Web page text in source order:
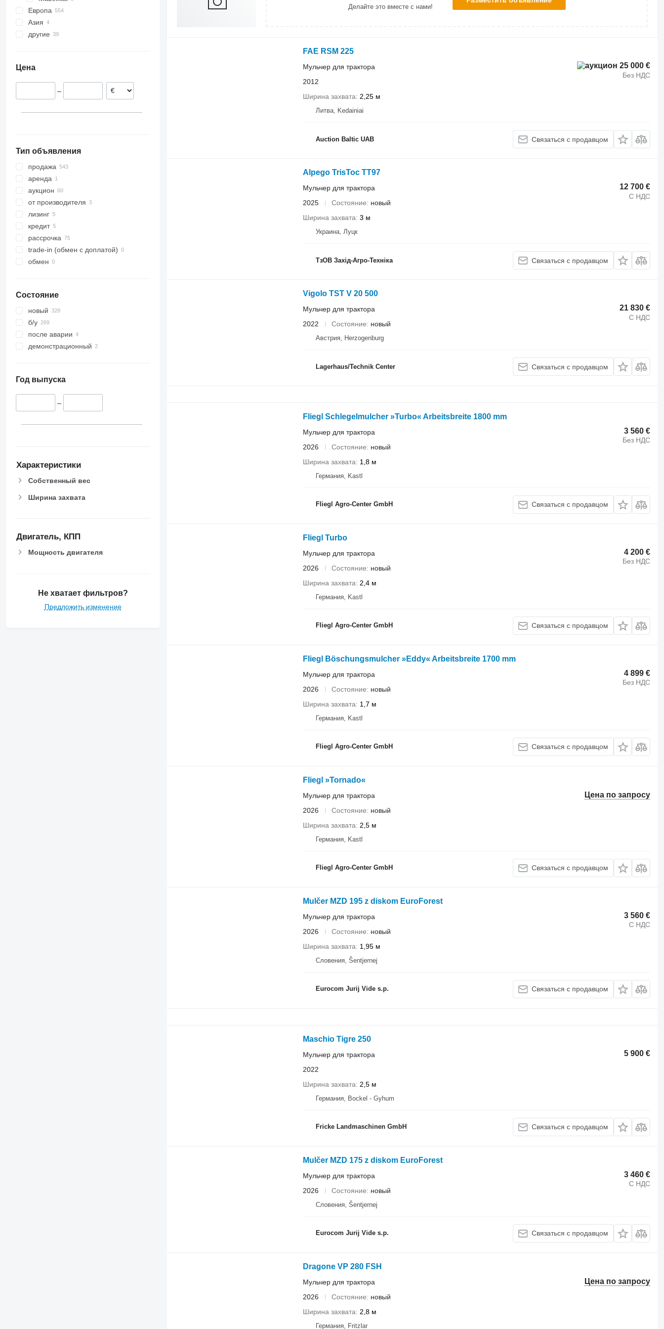
Европа
Польша
Австрия
Румыния
Азия
Турция
другие
Аргентина
Цена
–
Тип объявления
продажа
аренда
аукцион
от производителя
лизинг
кредит
рассрочка
trade-in (обмен с доплатой)
обмен
Состояние
новый
б/у
после аварии
демонстрационный
Год выпуска
–
Характеристики
Собственный вес
Ширина захвата
Двигатель, КПП
Мощность двигателя
Не хватает фильтров?
Предложить изменение
Делайте это вместе с нами!
FAE RSM 225
25 000 €
Без НДС
Мульчер для трактора
2012
Ширина захвата
2,25 м
Литва, Kedainiai
Auction Baltic UAB Связаться с продавцом
Alpego TrisToc TT97
12 700 €
С НДС
Мульчер для трактора
2025
Состояние
новый
Ширина захвата 3 м
Украина, Луцк
ТзОВ Захід-Агро-Техніка Связаться с продавцом
Vigolo TST V 20 500
21 830 €
С НДС
Мульчер для трактора
2022
Состояние новый
Австрия, Herzogenburg
Lagerhaus/Technik Center Связаться с продавцом
Fliegl Schlegelmulcher »Turbo« Arbeitsbreite 1800 mm
3 560 €
Без НДС
Мульчер для трактора
2026
Состояние
новый
Ширина захвата
1,8 м
Германия, Kastl
Fliegl Agro-Center GmbH Связаться с продавцом
Fliegl Turbo
4 200 €
Без НДС
Мульчер для трактора
2026
Состояние
новый
Ширина захвата
2,4 м
Германия, Kastl
Fliegl Agro-Center GmbH Связаться с продавцом
Fliegl Böschungsmulcher »Eddy« Arbeitsbreite 1700 mm
4 899 €
Без НДС
Мульчер для трактора
2026
Состояние
новый
Ширина захвата
1,7 м
Германия, Kastl
Fliegl Agro-Center GmbH Связаться с продавцом
Fliegl »Tornado«
Цена по запросу
Мульчер для трактора
2026
Состояние
новый
Ширина захвата
2,5 м
Германия, Kastl
Fliegl Agro-Center GmbH Связаться с продавцом
Mulčer MZD 195 z diskom EuroForest
3 560 €
С НДС
Мульчер для трактора
2026
Состояние
новый
Ширина захвата
1,95 м
Словения, Šentjernej
Eurocom Jurij Vide s.p. Связаться с продавцом
Maschio Tigre 250
5 900 €
Мульчер для трактора
2022
Ширина захвата
2,5 м
Германия, Bockel - Gyhum
Fricke Landmaschinen GmbH Связаться с продавцом
Mulčer MZD 175 z diskom EuroForest
3 460 €
С НДС
Мульчер для трактора
2026
Состояние новый
Словения, Šentjernej
Eurocom Jurij Vide s.p. Связаться с продавцом
Dragone VP 280 FSH
Цена по запросу
Мульчер для трактора
2026
Состояние
новый
Ширина захвата
2,8 м
Германия, Fritzlar